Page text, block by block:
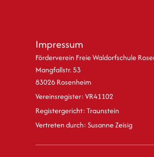
Impressum
Förderverein Freie Waldorfschule
Mangfallstr. 53
83026 Rosenheim
Vereinsregister: VR41102
Registergericht: Traunstein
Vertreten durch: Susanne Zeisig